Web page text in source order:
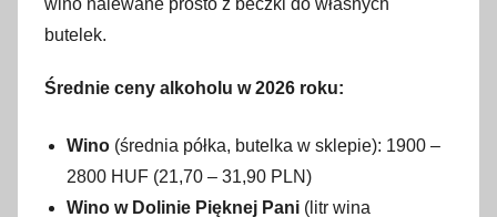
wino nalewane prosto z beczki do własnych
butelek.
Średnie ceny alkoholu w 2026 roku:
Wino (średnia półka, butelka w sklepie): 1900 –
2800 HUF (21,70 – 31,90 PLN)
Wino w Dolinie Pięknej Pani (litr wina